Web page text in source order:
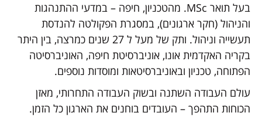
בעל תואר MSc. מהטכניון, חיפה – במדעי ההתנהגות
והניהול (חקר ארגונים), במסגרת הפקולטה להנדסת
תעשייה וניהול. ותק של מעל ל 27 שנים כמרצה, בין היתר
בקריה האקדמית אונו, אוניברסיטת חיפה, האוניברסיטה
הפתוחה, טכניון ובאוניברסיטאות ומוסדות נוספים.
עולם העבודה השתנה ובשוק העבודה התחרותי, מאזן
הכוחות התהפך – העובדים בוחנים את הארגון כל הזמן.